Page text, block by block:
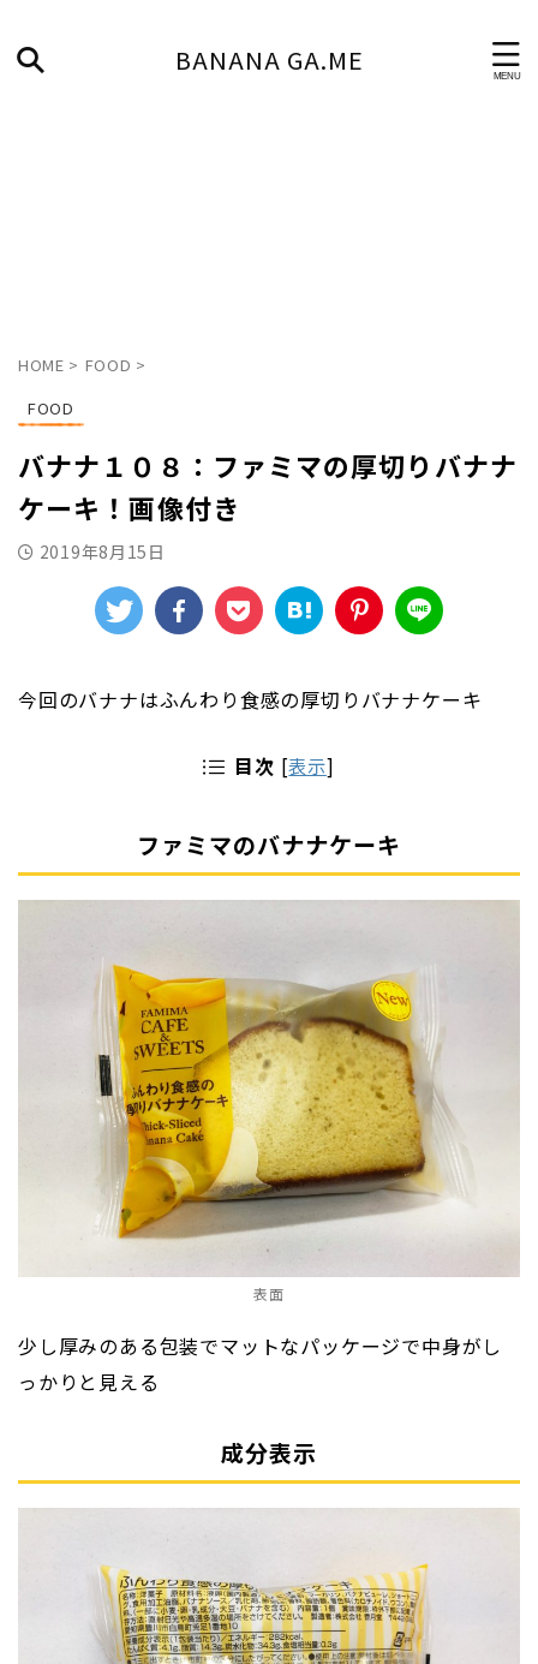
BANANA GA.ME
HOME > FOOD >
FOOD
バナナ１０８：ファミマの厚切りバナナ
ケーキ！画像付き
2019年8月15日
今回のバナナはふんわり食感の厚切りバナナケーキ
目次 [表示]
ファミマのバナナケーキ
表面
少し厚みのある包装でマットなパッケージで中身がし
っかりと見える
成分表示